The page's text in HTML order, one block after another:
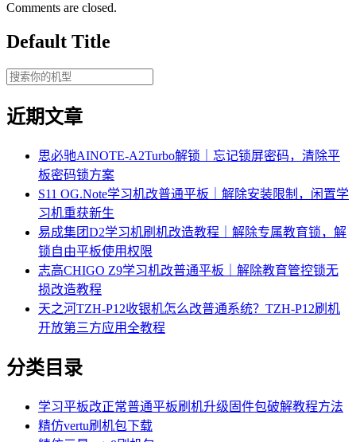
Comments are closed.
Default Title
近期文章
思必驰AINOTE‑A2Turbo解锁｜忘记锁屏密码，清除平
板密码锁方案
S11 OG.Note学习机改普通平板｜解除安装限制，闲置学
习机重获新生
易成集团D2学习机刷机改造教程｜解除专属教育锁，解
锁自由平板使用权限
志高CHIGO Z9学习机改普通平板｜解除教育管控锁无
损改造教程
天之河TZH-P12收银机怎么改普通系统？TZH-P12刷机
开放第三方应用全教程
分类目录
学习平板改正常普通平板刷机升级固件包破解教程方法
精仿vertu刷机包下载